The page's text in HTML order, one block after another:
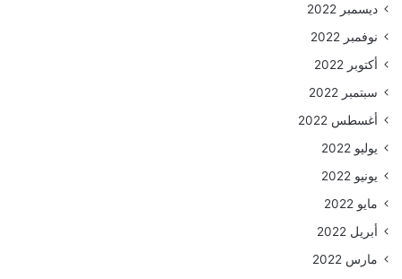
ديسمبر 2022
نوفمبر 2022
أكتوبر 2022
سبتمبر 2022
أغسطس 2022
يوليو 2022
يونيو 2022
مايو 2022
أبريل 2022
مارس 2022